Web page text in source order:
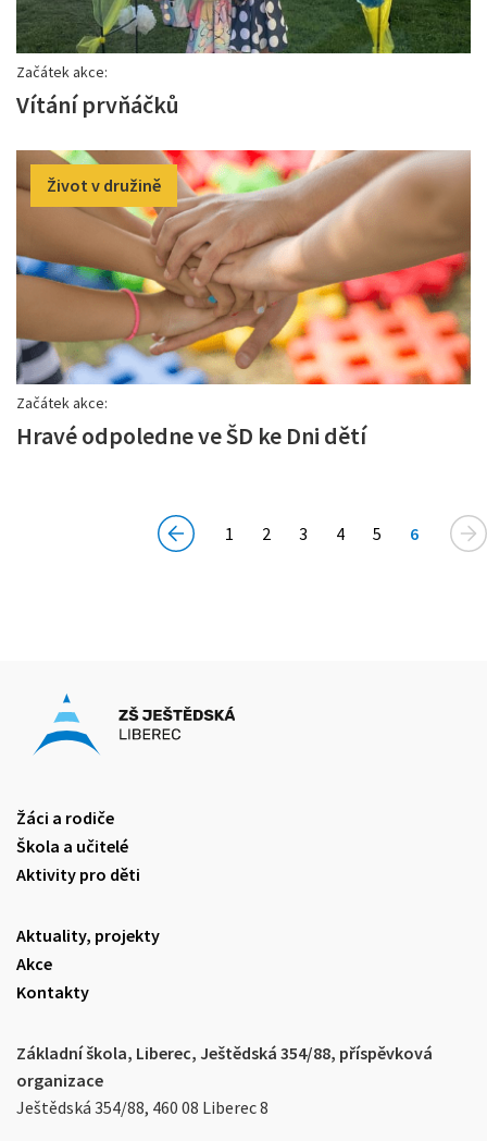
Začátek akce:
Vítání prvňáčků
Život v družině
Začátek akce:
Hravé odpoledne ve ŠD ke Dni dětí
1 2 3 4 5 6
(current)
Žáci a rodiče
Škola a učitelé
Aktivity pro děti
Aktuality, projekty
Akce
Kontakty
Základní škola, Liberec, Ještědská 354/88, příspěvková
organizace
Ještědská 354/88, 460 08 Liberec 8